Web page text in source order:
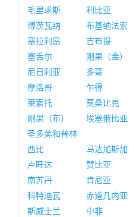
毛里求斯
利比亚
博茨瓦纳
布基纳法索
塞拉利昂
吉布提
塞舌尔
刚果（金）
尼日利亚
多哥
摩洛哥
乍得
莱索托
莫桑比克
刚果（布）
埃塞俄比亚
圣多美和普林
西比
马达加斯加
卢旺达
赞比亚
南苏丹
肯尼亚
科特迪瓦
赤道几内亚
斯威士兰
中非